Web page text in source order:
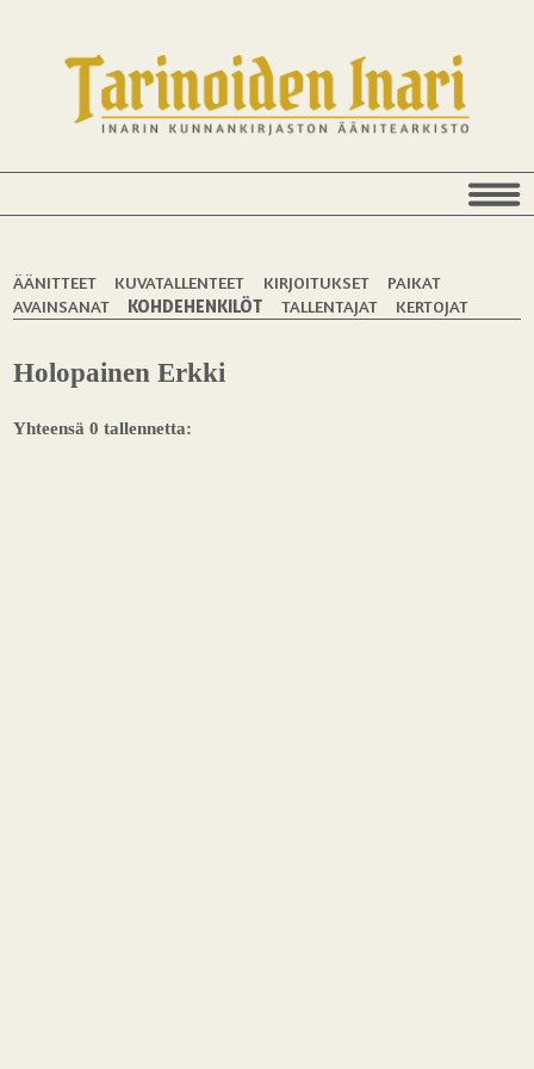
ÄÄNITTEET KUVATALLENTEET KIRJOITUKSET
PAIKAT
AVAINSANAT
KOHDEHENKILÖT TALLENTAJAT KERTOJAT
Holopainen Erkki
Yhteensä 0 tallennetta: